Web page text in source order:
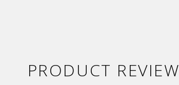
PRODUCT REVIEW